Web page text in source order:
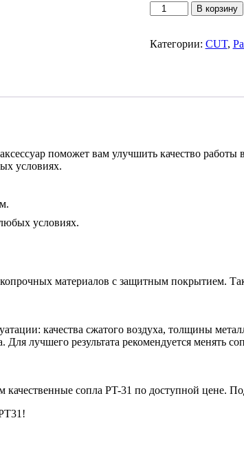
Количество
товара
удлиненное
В корзину
Категории: CUT,
поможет вам улучшить качество
условиях.
условиях.
материалов с защитным покрытием.
качества сжатого воздуха, толщины
лучшего результата рекомендуется менять
сопла PT-31 по доступной цене.